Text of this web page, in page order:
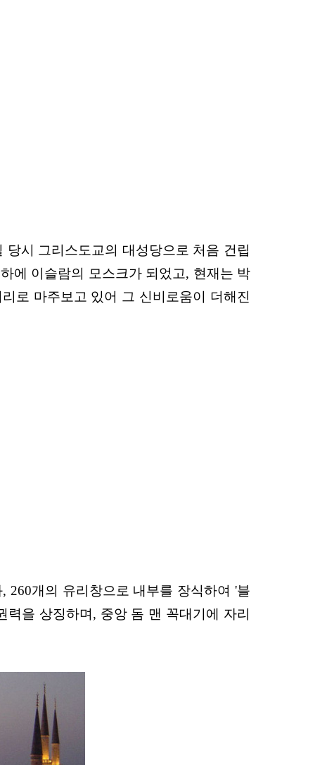
시 그리스도교의 대성당으로 처음 건립
하에 이슬람의 모스크가 되었고, 현재는 박
로 마주보고 있어 그 신비로움이 더해 진
260개의 유리창으로 내부를 장식하여 '블
력을 상징하며, 중앙 돔 맨 꼭대기에 자리